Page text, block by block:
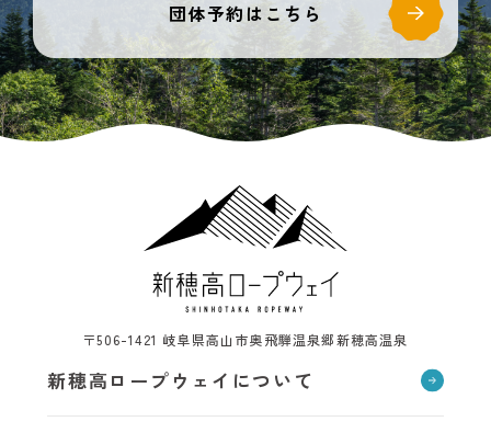
団体予約はこちら
〒506-1421 岐阜県高山市奥飛騨温泉郷新穂高温泉
新穂高ロープウェイについて